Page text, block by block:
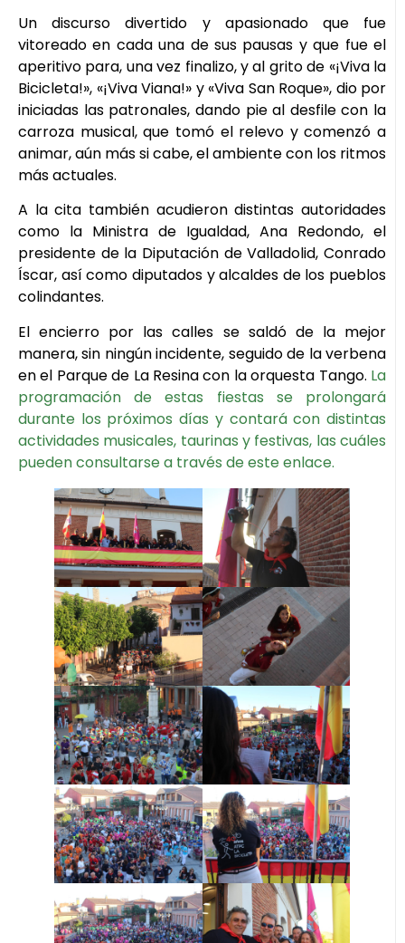
Un discurso divertido y apasionado que fue
vitoreado en cada una de sus pausas y que fue el
aperitivo para, una vez finalizo, y al grito de «¡Viva la
Bicicleta!», «¡Viva Viana!» y «Viva San Roque», dio por
iniciadas las patronales, dando pie al desfile con la
carroza musical, que tomó el relevo y comenzó a
animar, aún más si cabe, el ambiente con los ritmos
más actuales.
A la cita también acudieron distintas autoridades
como la Ministra de Igualdad, Ana Redondo, el
presidente de la Diputación de Valladolid, Conrado
Íscar, así como diputados y alcaldes de los pueblos
colindantes.
El encierro por las calles se saldó de la mejor
manera, sin ningún incidente, seguido de la verbena
en el Parque de La Resina con la orquesta Tango. La
programación de estas fiestas se prolongará
durante los próximos días y contará con distintas
actividades musicales, taurinas y festivas, las cuáles
pueden consultarse a través de este enlace.